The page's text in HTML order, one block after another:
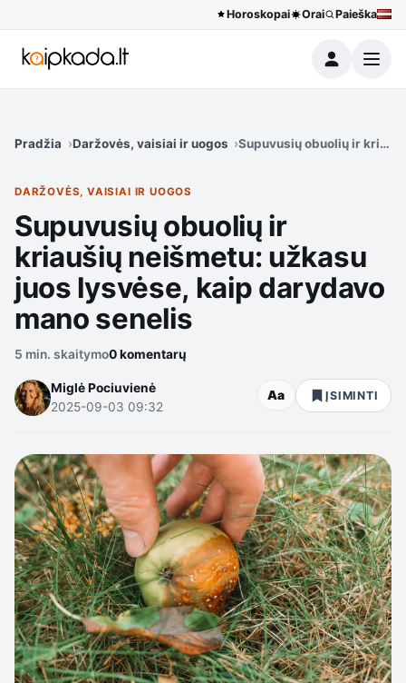
Horoskopai Orai Paieška
Meniu
Pradžia Daržovės, vaisiai ir uogos Supuvusių obuolių ir
DARŽOVĖS, VAISIAI IR UOGOS
Supuvusių obuolių ir
kriaušių neišmetu: užkasu
juos lysvėse, kaip darydavo
mano senelis
5 min. skaitymo0 komentarų
Miglė Pociuvienė
2025-09-03 09:32
Aa ĮSIMINTI